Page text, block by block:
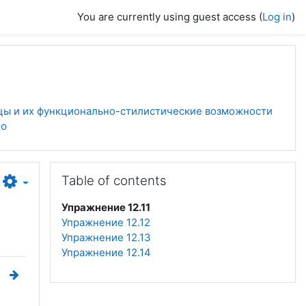
You are currently using guest access (Log in)
и их функционально-стилистические возможности
Table of contents
Упражнение 12.11
Упражнение 12.12
Упражнение 12.13
Упражнение 12.14